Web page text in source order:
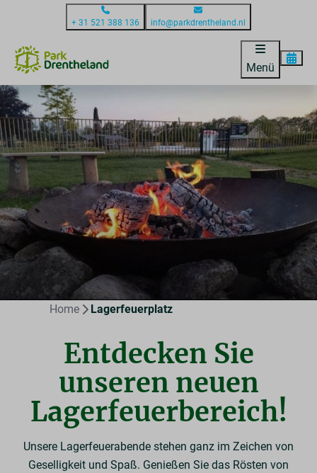
+ 31 521 388 136 info@parkdrentheland.nl
Menü
Home Lagerfeuerplatz
Entdecken Sie
unseren neuen
Lagerfeuerbereich!
Unsere Lagerfeuerabende stehen ganz im Zeichen von
Geselligkeit und Spaß. Genießen Sie das Rösten von